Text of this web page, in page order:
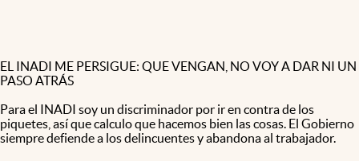
EL INADI ME PERSIGUE: QUE VENGAN, NO VOY A DAR NI UN
PASO ATRÁS
Para el INADI soy un discriminador por ir en contra de los
piquetes, así que calculo que hacemos bien las cosas. El Gobierno
siempre defiende a los delincuentes y abandona al trabajador.